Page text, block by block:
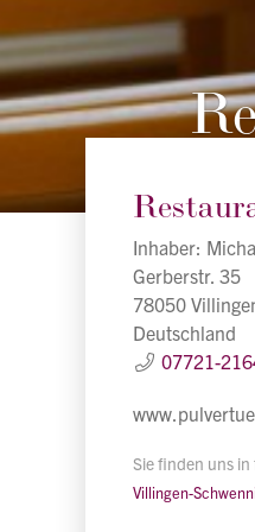
Inhaber:
Gerberstr. 35
78050
Deutschland
07721-
Sie finden uns
Villingen-